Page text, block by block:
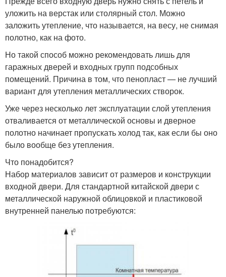
уложить на верстак или столярный стол. Можно
заложить утепление, что называется, на весу, не снимая
полотно, как на фото.
Но такой способ можно рекомендовать лишь для
гаражных дверей и входных групп подсобных
помещений. Причина в том, что пенопласт — не лучший
вариант для утепления металлических створок.
Уже через несколько лет эксплуатации слой утепления
отваливается от металлической основы и дверное
полотно начинает пропускать холод так, как если бы оно
было вообще без утепления.
Что понадобится?
Набор материалов зависит от размеров и конструкции
входной двери. Для стандартной китайской двери с
металлической наружной облицовкой и пластиковой
внутренней панелью потребуются: